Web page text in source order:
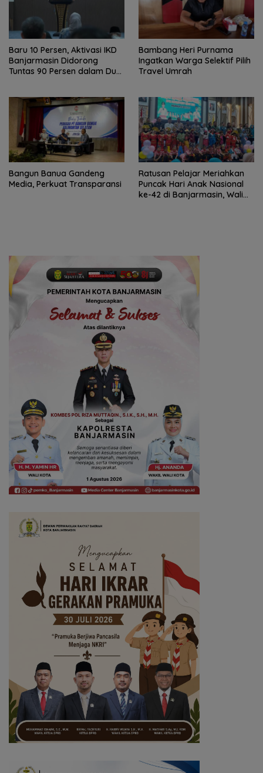
Baru 10 Persen, Aktivasi IKD
Banjarmasin Didorong
Tuntas 90 Persen dalam Dua
Bambang Heri Purnama
Ingatkan Warga Selektif Pilih
Travel Umrah
Bangun Banua Gandeng
Media, Perkuat Transparansi
Ratusan Pelajar Meriahkan
Puncak Hari Anak Nasional
ke-42 di Banjarmasin, Wali